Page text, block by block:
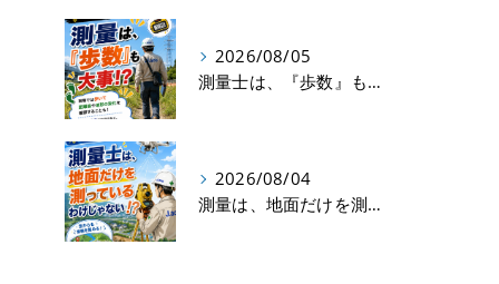
2026/08/05
測量士は、『歩数』も大事！？
2026/08/04
測量は、地面だけを測っているわけじゃない！？👷📡